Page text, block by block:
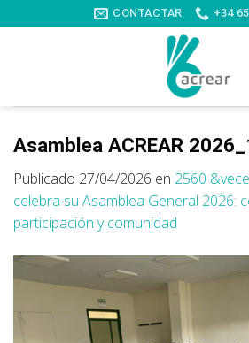
al
CONTACTAR +34
Asamblea ACREAR
Publicado 27/04/2026 en 2560
celebra su Asamblea General 2026:
participación y comunidad